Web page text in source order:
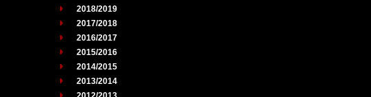
2018/2019
2017/2018
2016/2017
2015/2016
2014/2015
2013/2014